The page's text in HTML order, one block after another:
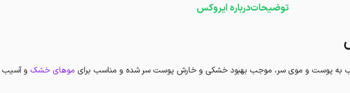
توضیحاتدرباره ایروکس
به پوست و موی سر، موجب بهبود خشکی و خارش پوست سر شده و مناسب برای موهای خشک و آسیب